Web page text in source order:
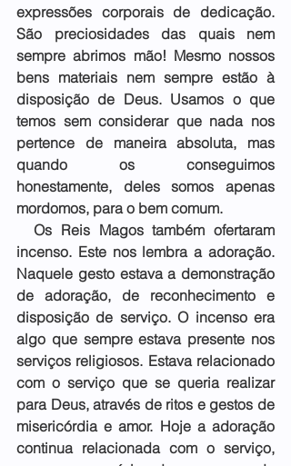
expressões corporais de dedicação.
São preciosidades das quais nem
sempre abrimos mão! Mesmo nossos
bens materiais nem sempre estão à
disposição de Deus. Usamos o que
temos sem considerar que nada nos
pertence de maneira absoluta, mas
quando os conseguimos
honestamente, deles somos apenas
mordomos, para o bem comum.
Os Reis Magos também ofertaram
incenso. Este nos lembra a adoração.
Naquele gesto estava a demonstração
de adoração, de reconhecimento e
disposição de serviço. O incenso era
algo que sempre estava presente nos
serviços religiosos. Estava relacionado
com o serviço que se queria realizar
para Deus, através de ritos e gestos de
misericórdia e amor. Hoje a adoração
continua relacionada com o serviço,